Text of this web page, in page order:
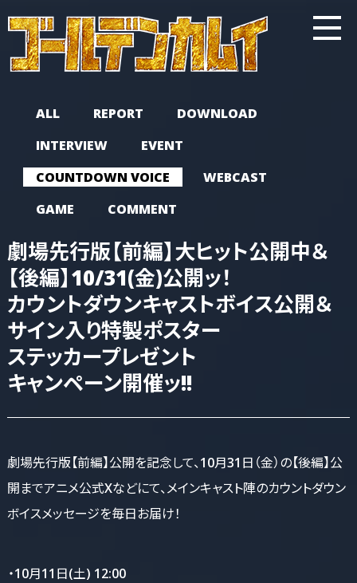
ALL REPORT
DOWNLOAD
INTERVIEW
EVENT
COUNTDOWN VOICE
WEBCAST
GAME
COMMENT
劇場先行版【前編】大ヒット公開中＆
【後編】10/31(金)公開ッ！
カウントダウンキャストボイス公開＆
サイン入り特製ポスター
ステッカープレゼント
キャンペーン開催ッ!!
劇場先行版【前編】公開を記念して、10月31日（金）の【後編】公
開までアニメ公式Xなどにて、メインキャスト陣のカウントダウン
ボイスメッセージを毎日お届け！
・10月11日(土) 12:00